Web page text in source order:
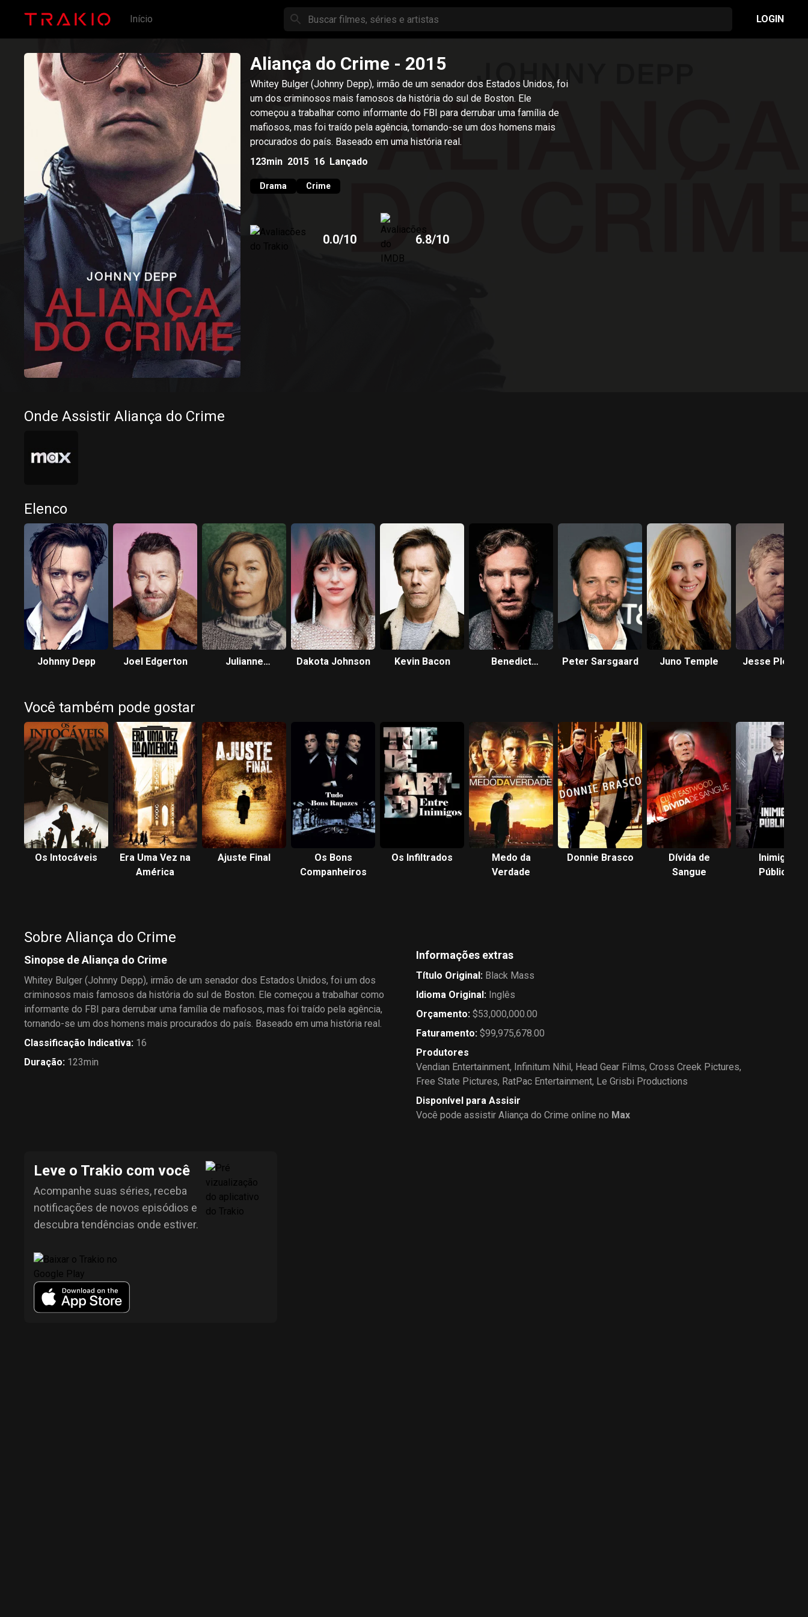
Início LOGIN
Aliança do Crime - 2015
Whitey Bulger (Johnny Depp), irmão de um senador dos Estados Unidos, foi
um dos criminosos mais famosos da história do sul de Boston. Ele
começou a trabalhar como informante do FBI para derrubar uma família de
mafiosos, mas foi traído pela agência, tornando-se um dos homens mais
procurados do país. Baseado em uma história real.
123min 2015 16 Lançado
Drama Crime
0.0/10 6.8/10
Onde Assistir Aliança do Crime
Elenco
Johnny Depp Joel Edgerton
Julianne
Dakota Johnson Kevin Bacon
Benedict
Peter Sarsgaard Juno Temple Jesse
Você também pode gostar
Os Intocáveis
Era Uma Vez na
América
Ajuste Final
Os Bons
Companheiros
Os Infiltrados
Medo da
Verdade
Donnie Brasco
Dívida de
Sangue
Inimigos
Públicos
Sobre Aliança do Crime
Sinopse de Aliança do Crime
Whitey Bulger (Johnny Depp), irmão de um senador dos Estados Unidos, foi um dos
criminosos mais famosos da história do sul de Boston. Ele começou a trabalhar como
informante do FBI para derrubar uma família de mafiosos, mas foi traído pela agência,
tornando-se um dos homens mais procurados do país. Baseado em uma história real.
Classificação Indicativa: 16
Duração: 123min
Informações extras
Título Original: Black Mass
Idioma Original: Inglês
Orçamento: $53,000,000.00
Faturamento: $99,975,678.00
Produtores
Vendian Entertainment, Infinitum Nihil, Head Gear Films, Cross Creek Pictures,
Free State Pictures, RatPac Entertainment, Le Grisbi Productions
Disponível para Assisir
Você pode assistir Aliança do Crime online no Max
Leve o Trakio com você
Acompanhe suas séries, receba
notificações de novos episódios e
descubra tendências onde estiver.